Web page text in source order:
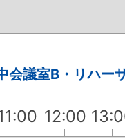
議室B・リハーサ
12:00